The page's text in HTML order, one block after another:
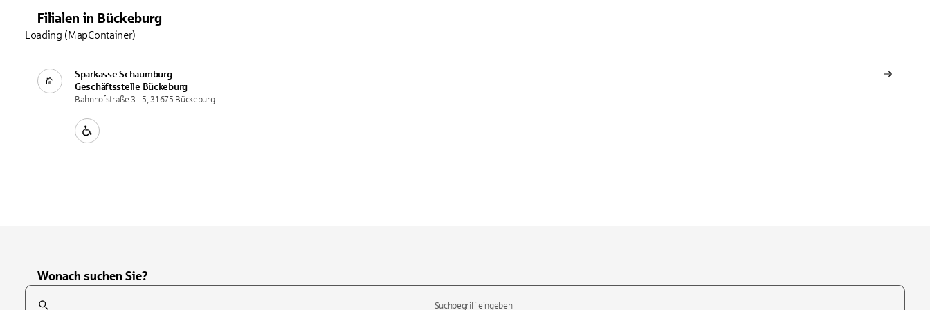
Filialen in Bückeburg
Sparkasse Schaumburg
Geschäftsstelle Bückeburg
Bahnhofstraße 3 - 5, 31675 Bückeburg
Loading (MapContainer)
Wonach suchen Sie?
Suchfeld